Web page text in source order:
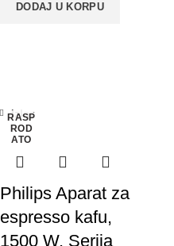
DODAJ U KORPU
RASP
ROD
ATO
Izlaz
Philips Aparat za
espresso kafu,
1500 W, Serija